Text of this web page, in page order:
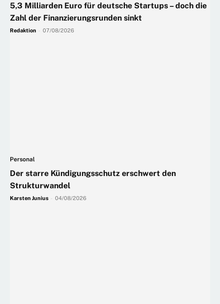
5,3 Milliarden Euro für deutsche Startups – doch die
Zahl der Finanzierungsrunden sinkt
Redaktion 07/08/2026
Personal
Der starre Kündigungsschutz erschwert den
Strukturwandel
Karsten Junius 04/08/2026